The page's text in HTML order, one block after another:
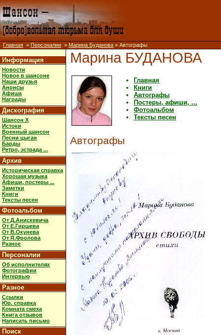
Главная » Персоналии » Марина Буданова » Автографы
Информация
Новости
Новое в шансоне
Наши друзья
Анонсы
Афиша
Награды
Дискография
Шансон X
Истоки
Военный шансон
Песни цыган
Барды
Ретро, эстрада ...
Архив
Историческая справка
Хорошая музыка
Афиши, постеры ...
Заметки
Книги
Тексты песен
Фотоальбом
От Д.Анискевича
От Е.Гиршева
От В.Окунева
От Я.Фролова
Разное
Персоналии
Об исполнителях
Фотографии
Интервью
Разное
Ссылки
Юр. справка
Комната смеха
Книга отзывов
Написать письмо
Поиск
Марина БУДАНОВА
Главная
Книги
Автографы
Постеры, афиши, ...
Фотоальбом
Тексты песен
Автографы